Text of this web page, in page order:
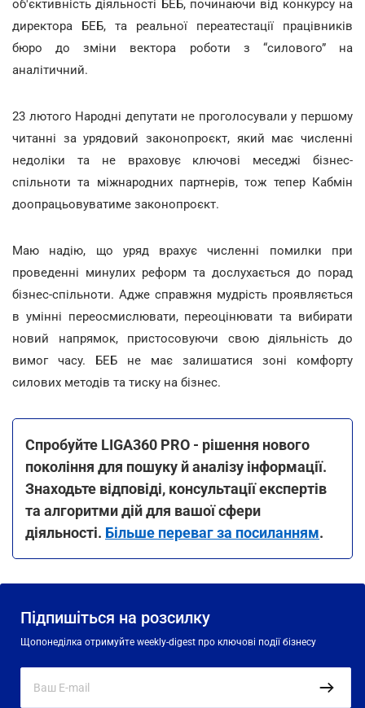
об'єктивність діяльності БЕБ, починаючи від конкурсу на
директора БЕБ, та реальної переатестації працівників
бюро до зміни вектора роботи з “силового” на
аналітичний.
23 лютого Народні депутати не проголосували у першому
читанні за урядовий законопроєкт, який має численні
недоліки та не враховує ключові меседжі бізнес-
спільноти та міжнародних партнерів, тож тепер Кабмін
доопрацьовуватиме законопроєкт.
Маю надію, що уряд врахує численні помилки при
проведенні минулих реформ та дослухається до порад
бізнес-спільноти. Адже справжня мудрість проявляється
в умінні переосмислювати, переоцінювати та вибирати
новий напрямок, пристосовуючи свою діяльність до
вимог часу. БЕБ не має залишатися зоні комфорту
силових методів та тиску на бізнес.
Спробуйте LIGA360 PRO - рішення нового
покоління для пошуку й аналізу інформації.
Знаходьте відповіді, консультації експертів
та алгоритми дій для вашої сфери
діяльності. Більше переваг за посиланням.
Підпишіться на розсилку
Щопонеділка отримуйте weekly-digest про ключові події бізнесу